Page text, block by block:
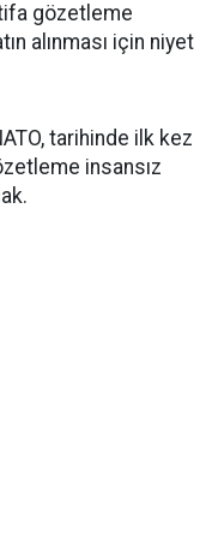
gözetleme
alınması için niyet
tarihinde ilk kez
insansız